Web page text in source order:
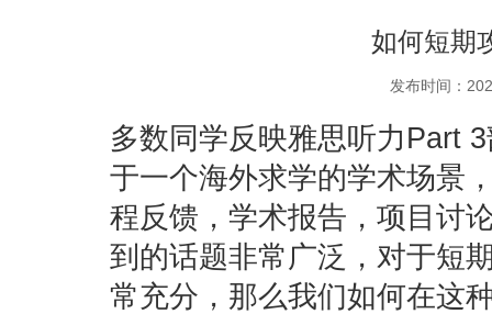
如何短期
发布时间：
多数同学反映雅思听力Part
于一个海外求学的学术场景
程反馈，学术报告，项目讨
到的话题非常广泛，对于短
常充分，那么我们如何在这